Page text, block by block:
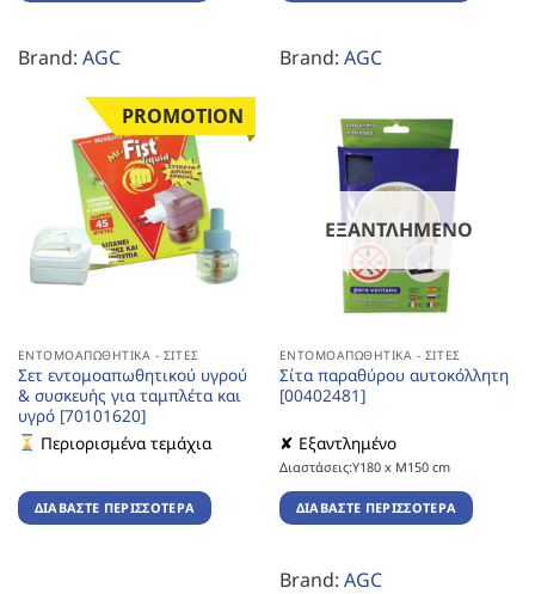
Brand: AGC Brand: AGC
PROMOTION
ΕΝΤΟΜΟΑΠΩΘΗΤΙΚΆ - ΣΊΤΕΣ
Σετ εντομοαπωθητικού υγρού
& συσκευής για ταμπλέτα και
υγρό [70101620]
Περιορισμένα τεμάχια
ΔΙΑΒΆΣΤΕ ΠΕΡΙΣΣΌΤΕΡΑ
ΕΞΑΝΤΛΗΜΈΝΟ
ΕΝΤΟΜΟΑΠΩΘΗΤΙΚΆ - ΣΊΤΕΣ
Σίτα παραθύρου αυτοκόλλητη
[00402481]
✘ Εξαντλημένο
Διαστάσεις:Υ180 x Μ150 cm
ΔΙΑΒΆΣΤΕ ΠΕΡΙΣΣΌΤΕΡΑ
Brand: AGC